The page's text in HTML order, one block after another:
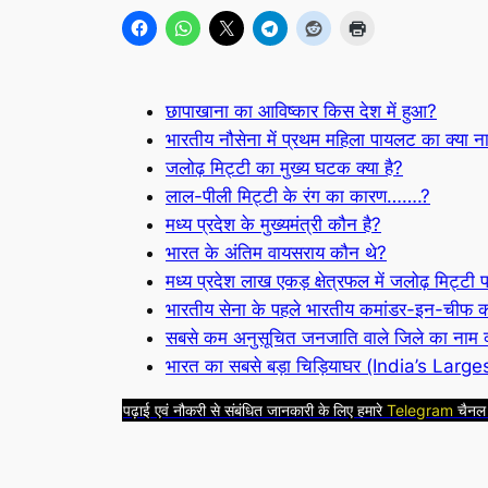
छापाखाना का आविष्कार किस देश में हुआ?
भारतीय नौसेना में प्रथम महिला पायलट का क्या
जलोढ़ मिट्टी का मुख्य घटक क्या है?
लाल-पीली मिट्टी के रंग का कारण…….?
मध्य प्रदेश के मुख्यमंत्री कौन है?
भारत के अंतिम वायसराय कौन थे?
मध्य प्रदेश लाख एकड़ क्षेत्रफल में जलोढ़ मिट्टी
भारतीय सेना के पहले भारतीय कमांडर-इन-चीफ
सबसे कम अनुसूचित जनजाति वाले जिले का नाम
भारत का सबसे बड़ा चिड़ियाघर (India’s
पढ़ाई एवं नौकरी से संबंधित जानकारी के लिए हमारे Telegram चैनल